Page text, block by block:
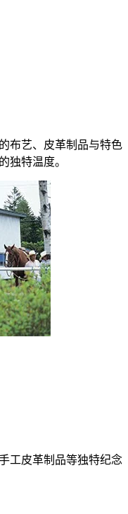
布艺、皮革制品与特色
独特温度。
工皮革制品等独特纪念